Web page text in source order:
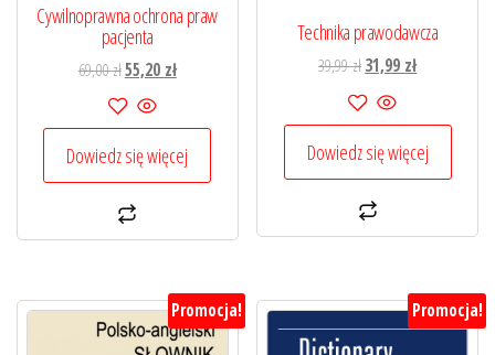
Cywilnoprawna ochrona praw
pacjenta
69,00złPierwotna
cena
wynosiła:
69,00 zł.
55,20 złAktualna
55,20 zł.
Dowiedz się więcej
Technika prawodawcza
39,99złPierwotna
cena
wynosiła:
39,99 zł.
31,99 złAktualna
31,99 zł.
Dowiedz się więcej
Promocja! Promocja!